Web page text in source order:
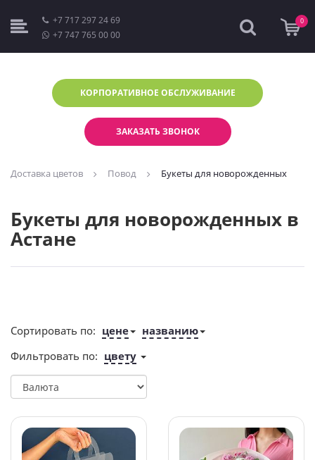
+7 717 297 24 69
+7 747 765 00 00
0
КОРПОРАТИВНОЕ ОБСЛУЖИВАНИЕ
ЗАКАЗАТЬ ЗВОНОК
Доставка цветов Повод Букеты для новорожденных
Букеты для новорожденных в
Астане
Сортировать по: цене
названию
Фильтровать по: цвету